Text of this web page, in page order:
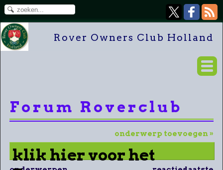
Rover Owners Club Holland
Forum Roverclub
onderwerp toevoegen »
klik hier voor het